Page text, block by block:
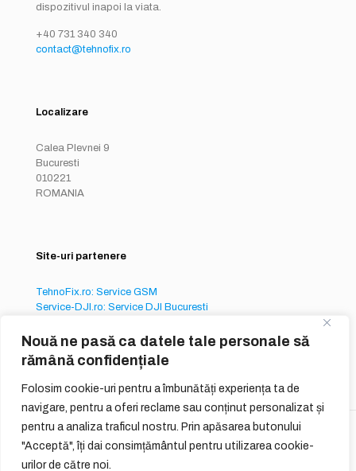
Nouă ne pasă ca datele tale personale să
rămână confidențiale
Folosim cookie-uri pentru a îmbunătăți experiența ta de
navigare, pentru a oferi reclame sau conținut personalizat și
pentru a analiza traficul nostru. Prin apăsarea butonului
"Acceptă", îți dai consimțământul pentru utilizarea cookie-
urilor de către noi.
dispozitivul inapoi la viata.
+40 731 340 340
contact@tehnofix.ro
Localizare
Calea Plevnei 9
Bucuresti
010221
ROMANIA
Site-uri partenere
TehnoFix.ro: Service GSM
Service-DJI.ro: Service DJI Bucuresti
© 2026QUIQ ONLINE SERVICES S.R.L.